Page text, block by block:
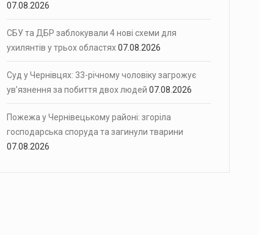
07.08.2026
СБУ та ДБР заблокували 4 нові схеми для
ухилянтів у трьох областях07.08.2026
Суд у Чернівцях: 33-річному чоловіку загрожує
ув’язнення за побиття двох людей 07.08.2026
Пожежа у Чернівецькому районі: згоріла
господарська споруда та загинули тварини
07.08.2026